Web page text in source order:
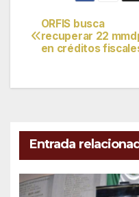
de
entradas
ORFIS busca
recuperar 22
en créditos
Entrada